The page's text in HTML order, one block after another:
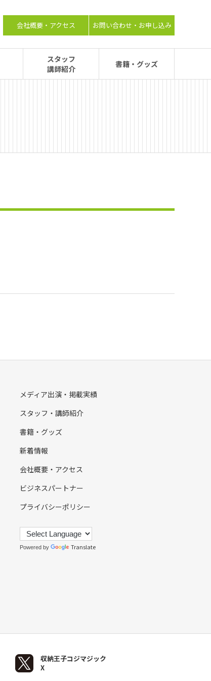
会社概要・アクセス お問い合わせ・お申し込み
スタッフ
講師紹介
書籍・グッズ
メディア出演・掲載実績
スタッフ・講師紹介
書籍・グッズ
新着情報
会社概要・アクセス
ビジネスパートナー
プライバシーポリシー
Powered by Translate
収納王子コジマジック
X